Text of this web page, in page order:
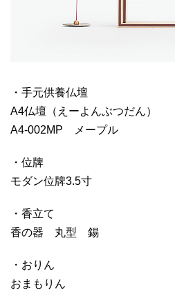
・手元供養仏壇
A4仏壇（えーよんぶつだん）
A4-002MP メープル
・位牌
モダン位牌3.5寸
・香立て
香の器 丸型 錫
・おりん
おまもりん